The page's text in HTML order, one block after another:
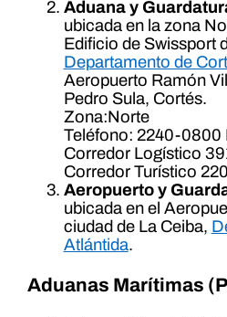
Aduana y
ubicada en la zona
Edificio de Swissport
Departamento de
Aeropuerto Ramón
Pedro Sula, Cortés.
Zona:Norte
Teléfono: 2240-0800
Corredor Logístico
Corredor Turístico
Aeropuerto y
ubicada en el
ciudad de La Ceiba,
Atlántida.
Aduanas Marítimas